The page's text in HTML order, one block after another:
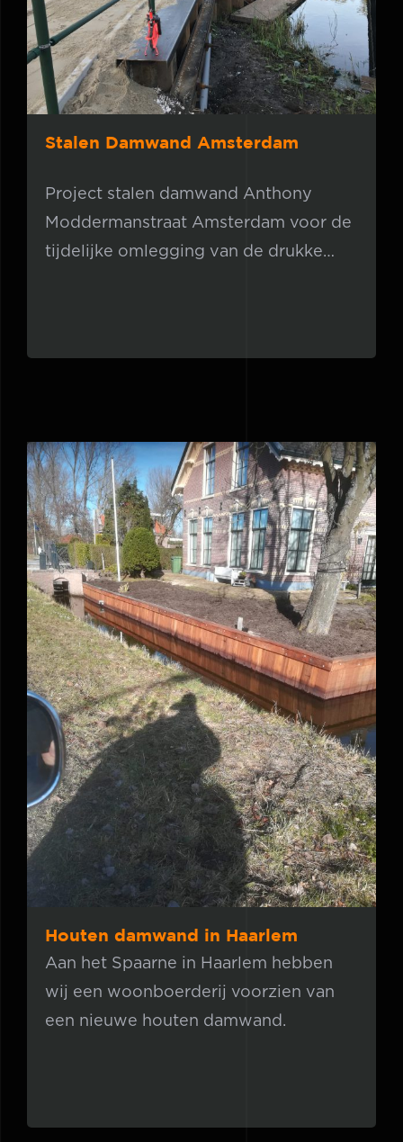
Stalen Damwand Amsterdam
Project stalen damwand Anthony
Moddermanstraat Amsterdam voor de
tijdelijke omlegging van de drukke
Houten damwand in Haarlem
Houten damwand in Haarlem
Aan het Spaarne in Haarlem hebben
wij een woonboerderij voorzien van
een nieuwe houten damwand.